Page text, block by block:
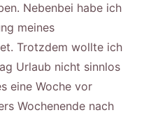
Nebenbei habe ich
meines
Trotzdem wollte ich
Urlaub nicht sinnlos
eine Woche vor
Wochenende nach